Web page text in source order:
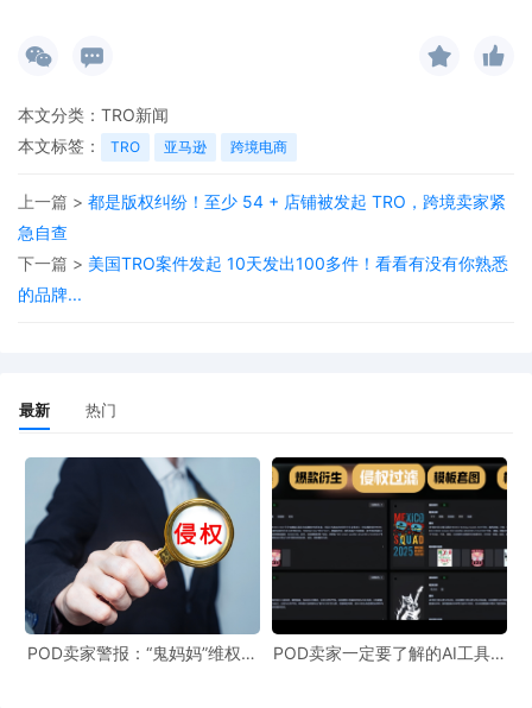
01 TRO针对亚马逊卖家的法律依据
令的规定如下：
（1）未经通知而签发。
明，在对方当事人陈述意见之前，申请人将遭受即时且无
法弥补的损害、损失或伤害；
（B）申请方律师已书面证明为送达通知所做的各项努
力，并说明无需送达通知的理由。
（2）内容与有效期。所有未经通知签发的临时限制令均
本文分类： TRO新闻
本文标签：
TRO 亚马逊 跨境电商
上一篇 > 都是版权纠纷！至少 54 + 店铺被发起 TRO，跨境卖家紧
急自查
下一篇 > 美国TRO案件发起 10天发出100多件！看看有没有你熟悉
的品牌...
最新 热门
POD卖家警报：“鬼妈妈”维权致
POD卖家一定要了解的AI工具，